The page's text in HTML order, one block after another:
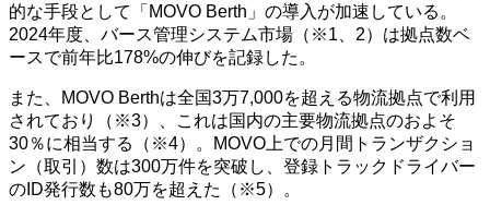
的な手段として「MOVO Berth」の導入が加速している。
2024年度、バース管理システム市場（※1、2）は拠点数ベ
ースで前年比178%の伸びを記録した。
また、MOVO Berthは全国3万7,000を超える物流拠点で利用
されており（※3）、これは国内の主要物流拠点のおよそ
30％に相当する（※4）。MOVO上での月間トランザクショ
ン（取引）数は300万件を突破し、登録トラックドライバー
のID発行数も80万を超えた（※5）。